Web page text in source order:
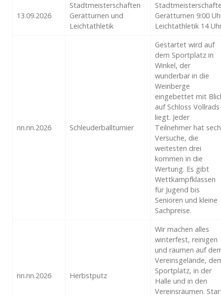
13.09.2026
Stadtmeisterschaften
Gerätturnen und
Leichtathletik
Gerätturnen 9:00
Leichtathletik 14
nn.nn.2026 Schleuderballturnier
Gestartet wird auf
dem Sportplatz in
Winkel, der
wunderbar in die
Weinberge
eingebettet mit
auf Schloss Vollrads
liegt. Jeder
Teilnehmer hat
Versuche, die
weitesten drei
kommen in die
Wertung. Es gibt
Wettkampfklassen
für Jugend bis
Senioren und kleine
Sachpreise.
nn.nn.2026 Herbstputz
Wir machen alles
winterfest, reinigen
und räumen auf
Vereinsgelände,
Sportplatz, in der
Halle und in den
Vereinsräumen.